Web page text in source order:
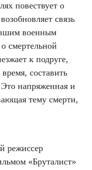
повествует о
связь
военным
смертельной
к подруге,
составить
напряженная и
тему смерти,
режиссер
«Бруталист»